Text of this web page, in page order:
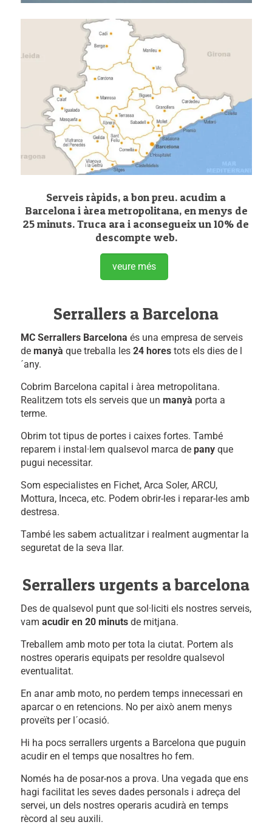
Serveis ràpids, a bon preu. acudim a
Barcelona i àrea metropolitana, en menys de
25 minuts. Truca ara i aconsegueix un 10% de
descompte web.
veure més
Serrallers a Barcelona
MC Serrallers Barcelona és una empresa de serveis
de manyà que treballa les 24 horestots els dies de l
´any.
Cobrim Barcelona capital i àrea metropolitana.
Realitzem tots els serveis que un manyà porta a
terme.
Obrim tot tipus de portes i caixes fortes. També
reparem i instal·lem qualsevol marca de panyque
pugui necessitar.
Som especialistes en Fichet, Arca Soler, ARCU,
Mottura, Inceca, etc. Podem obrir-les i reparar-les amb
destresa.
També les sabem actualitzar i realment augmentar la
seguretat de la seva llar.
Serrallers urgents a barcelona
Des de qualsevol punt que sol·liciti els nostres serveis,
vam acudir en 20 minutsde mitjana.
Treballem amb moto per tota la ciutat. Portem als
nostres operaris equipats per resoldre qualsevol
eventualitat.
En anar amb moto, no perdem temps innecessari en
aparcar o en retencions. No per això anem menys
proveïts per l´ocasió.
Hi ha pocs serrallers urgents a Barcelona que puguin
acudir en el temps que nosaltres ho fem.
Només ha de posar-nos a prova. Una vegada que ens
hagi facilitat les seves dades personals i adreça del
servei, un dels nostres operaris acudirà en temps
rècord al seu auxili.